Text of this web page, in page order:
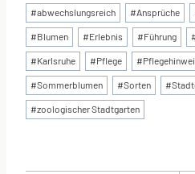
Schlagworte:
#abwechslungsreich #Ansprüche
#Blumen #Erlebnis #Führung
#Karlsruhe #Pflege #
#Sommerblumen #Sorten #
#zoologischer Stadtgarten